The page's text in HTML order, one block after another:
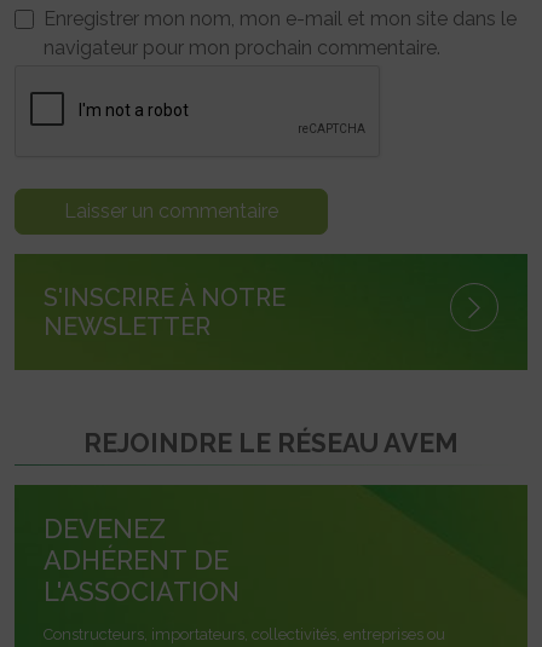
Enregistrer mon nom, mon e-mail et mon site dans le
navigateur pour mon prochain commentaire.
S'INSCRIRE À NOTRE
NEWSLETTER
REJOINDRE LE RÉSEAU AVEM
DEVENEZ
ADHÉRENT DE
L'ASSOCIATION
Constructeurs, importateurs, collectivités, entreprises ou